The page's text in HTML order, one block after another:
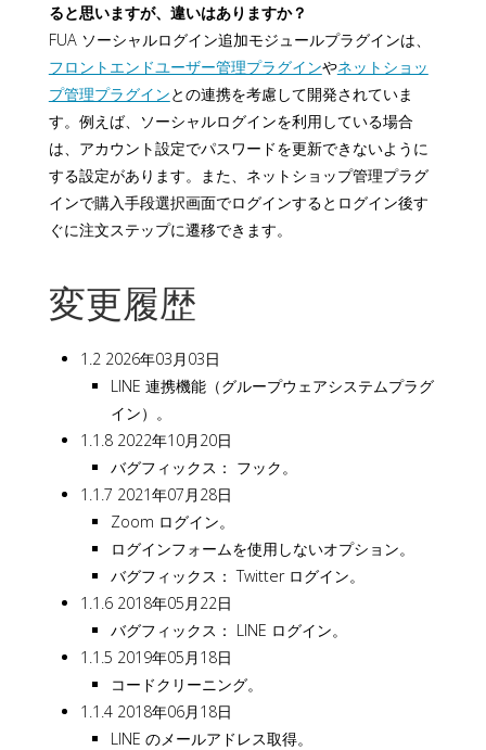
ると思いますが、違いはありますか？
FUA ソーシャルログイン追加モジュールプラグインは、
フロントエンドユーザー管理プラグインやネットショッ
プ管理プラグインとの連携を考慮して開発されていま
す。例えば、ソーシャルログインを利用している場合
は、アカウント設定でパスワードを更新できないように
する設定があります。また、ネットショップ管理プラグ
インで購入手段選択画面でログインするとログイン後す
ぐに注文ステップに遷移できます。
変更履歴
1.2 2026年03月03日
LINE 連携機能（グループウェアシステムプラグ
イン）。
1.1.8 2022年10月20日
バグフィックス： フック。
1.1.7 2021年07月28日
Zoom ログイン。
ログインフォームを使用しないオプション。
バグフィックス： Twitter ログイン。
1.1.6 2018年05月22日
バグフィックス： LINE ログイン。
1.1.5 2019年05月18日
コードクリーニング。
1.1.4 2018年06月18日
LINE のメールアドレス取得。